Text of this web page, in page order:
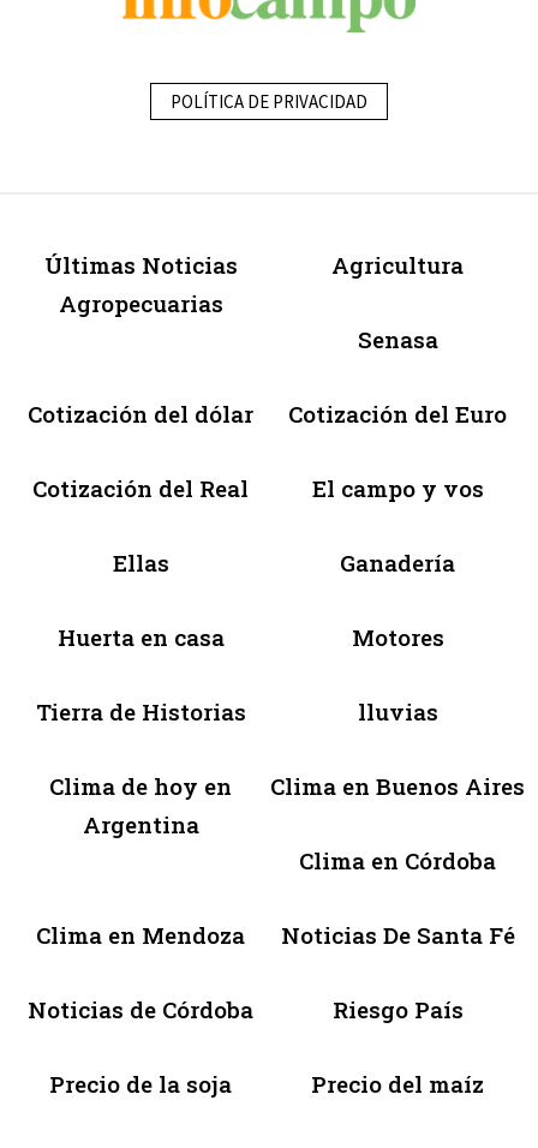
POLÍTICA DE PRIVACIDAD
Últimas Noticias
Agropecuarias
Agricultura
Senasa
Cotización del dólar Cotización del Euro
Cotización del Real El campo y vos
Ellas Ganadería
Huerta en casa Motores
Tierra de Historias lluvias
Clima de hoy en
Argentina
Clima en Buenos Aires
Clima en Córdoba
Clima en Mendoza Noticias De Santa Fé
Noticias de Córdoba Riesgo País
Precio de la soja Precio del maíz